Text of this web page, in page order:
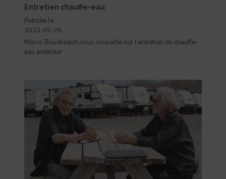
Entretien chauffe-eau
Publiée le
2022-05-26
Marco Boudreault nous conseille sur l’entretien du chauffe-
eau extérieur